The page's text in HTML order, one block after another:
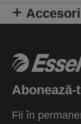
Fii în